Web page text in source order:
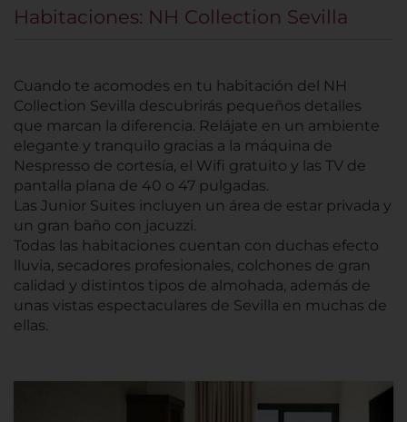
Habitaciones: NH Collection Sevilla
Cuando te acomodes en tu habitación del NH
Collection Sevilla descubrirás pequeños detalles
que marcan la diferencia. Relájate en un ambiente
elegante y tranquilo gracias a la máquina de
Nespresso de cortesía, el Wifi gratuito y las TV de
pantalla plana de 40 o 47 pulgadas.
Las Junior Suites incluyen un área de estar privada y
un gran baño con jacuzzi.
Todas las habitaciones cuentan con duchas efecto
lluvia, secadores profesionales, colchones de gran
calidad y distintos tipos de almohada, además de
unas vistas espectaculares de Sevilla en muchas de
ellas.